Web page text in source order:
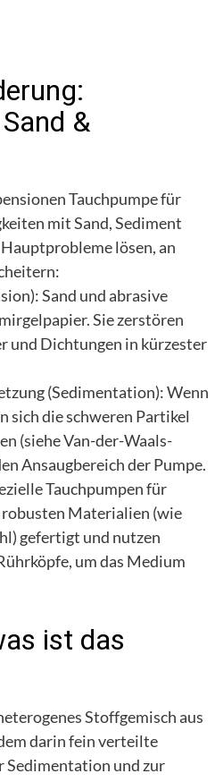
&
Tauchpumpe für
mit Sand, Sediment
lösen, an
Sand und abrasive
Sie zerstören
und Dichtungen in kürzester
(Sedimentation): Wenn
sich die schweren Partikel
(siehe Van-der-Waals-
Ansaugbereich der Pumpe.
Tauchpumpen für
robusten Materialien (wie
gefertigt und nutzen
um das Medium
ist das
Stoffgemisch aus
darin fein verteilte
Sedimentation und zur